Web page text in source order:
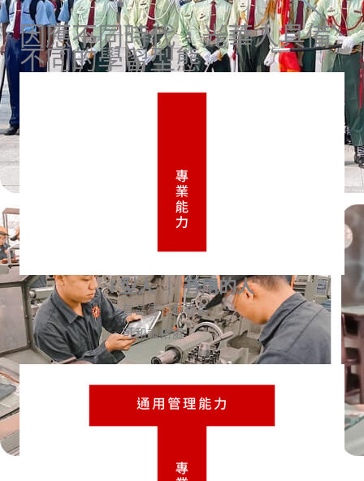
因應不同時代，光華人具備
不同的學習型態
I 型人 ｜ 有用的人
．有品德、有專長
．可和諧相處